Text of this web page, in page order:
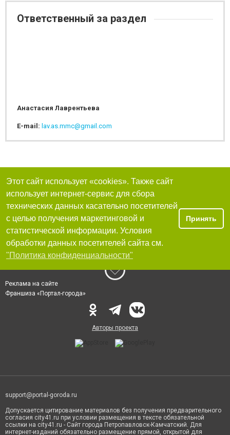
Ответственный за раздел
Анастасия Лаврентьева
E-mail: lav.as.mmc@gmail.com
Этот сайт использует «cookies». Также сайт
использует интернет-сервис для сбора
технических данных касательно посетителей
с целью получения маркетинговой и
статистической информации. Условия
обработки данных посетителей сайта см.
"Политика конфиденциальности"
Принять
Реклама на сайте
Франшиза «Портал-города»
Авторы проекта
support@portal-goroda.ru
Допускается цитирование материалов без получения предварительного
согласия city41.ru при условии размещения в тексте обязательной
ссылки на city41.ru - Сайт города Петропавловск-Камчатский. Для
интернет-изданий обязательно размещение прямой, открытой для